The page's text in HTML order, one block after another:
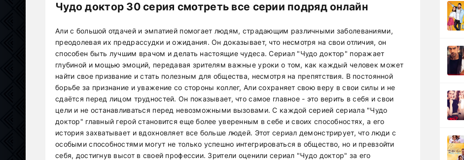
Чудо доктор 30 серия смотреть все серии подряд онлайн
Али с большой отдачей и эмпатией помогает людям, страдающим различными заболеваниями,
преодолевая их предрассудки и ожидания. Он доказывает, что несмотря на свои отличия, он
способен быть лучшим врачом и делать настоящие чудеса. Сериал "Чудо доктор" поражает
глубиной и мощью эмоций, передавая зрителям важные уроки о том, как каждый человек может
найти свое призвание и стать полезным для общества, несмотря на препятствия. В постоянной
борьбе за признание и уважение со стороны коллег, Али сохраняет свою веру в свои силы и не
сдаётся перед лицом трудностей. Он показывает, что самое главное - это верить в себя и свои
цели и не останавливаться перед невозможными вызовами. С каждой серией сериала "Чудо
доктор" главный герой становится еще более уверенным в себе и своих способностях, а его
история захватывает и вдохновляет все больше людей. Этот сериал демонстрирует, что люди с
особыми способностями могут не только успешно интегрироваться в общество, но и превзойти
себя, достигнув высот в своей профессии. Зрители оценили сериал "Чудо доктор" за его